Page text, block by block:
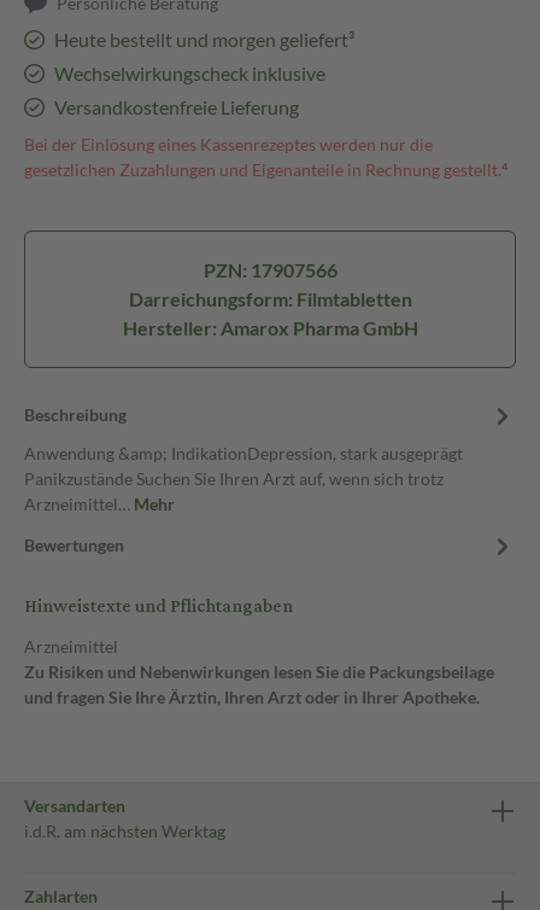
Heute bestellt und morgen geliefert³
Wechselwirkungscheck inklusive
Versandkostenfreie Lieferung
Bei der Einlösung eines Kassenrezeptes werden nur die
gesetzlichen Zuzahlungen und Eigenanteile in Rechnung gestellt.⁴
PZN: 17907566
Darreichungsform: Filmtabletten
Hersteller: Amarox Pharma GmbH
Beschreibung
Anwendung &amp; IndikationDepression, stark ausgeprägt
Panikzustände Suchen Sie Ihren Arzt auf, wenn sich trotz
Arzneimittel… Mehr
Bewertungen
Hinweistexte und Pflichtangaben
Arzneimittel
Zu Risiken und Nebenwirkungen lesen Sie die Packungsbeilage
und fragen Sie Ihre Ärztin, Ihren Arzt oder in Ihrer Apotheke.
Versandarten
i.d.R. am nächsten Werktag
Zahlarten